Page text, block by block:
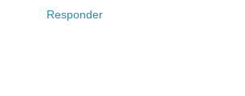
Responder